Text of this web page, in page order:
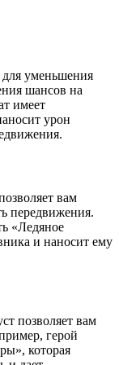
для уменьшения
шансов на
имеет
урон
вам
передвижения.
«Ледяное
и наносит ему
позволяет вам
герой
которая